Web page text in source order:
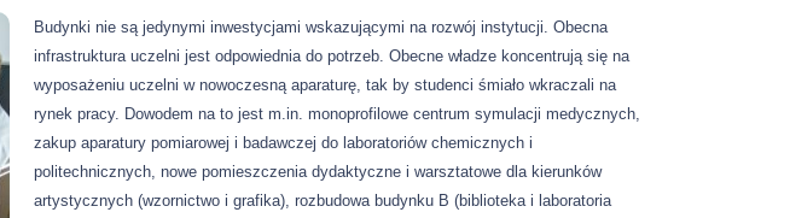
Budynki nie są jedynymi inwestycjami wskazującymi na rozwój instytucji. Obecna
infrastruktura uczelni jest odpowiednia do potrzeb. Obecne władze koncentrują się na
wyposażeniu uczelni w nowoczesną aparaturę, tak by studenci śmiało wkraczali na
rynek pracy. Dowodem na to jest m.in. monoprofilowe centrum symulacji medycznych,
zakup aparatury pomiarowej i badawczej do laboratoriów chemicznych i
politechnicznych, nowe pomieszczenia dydaktyczne i warsztatowe dla kierunków
artystycznych (wzornictwo i grafika), rozbudowa budynku B (biblioteka i laboratoria